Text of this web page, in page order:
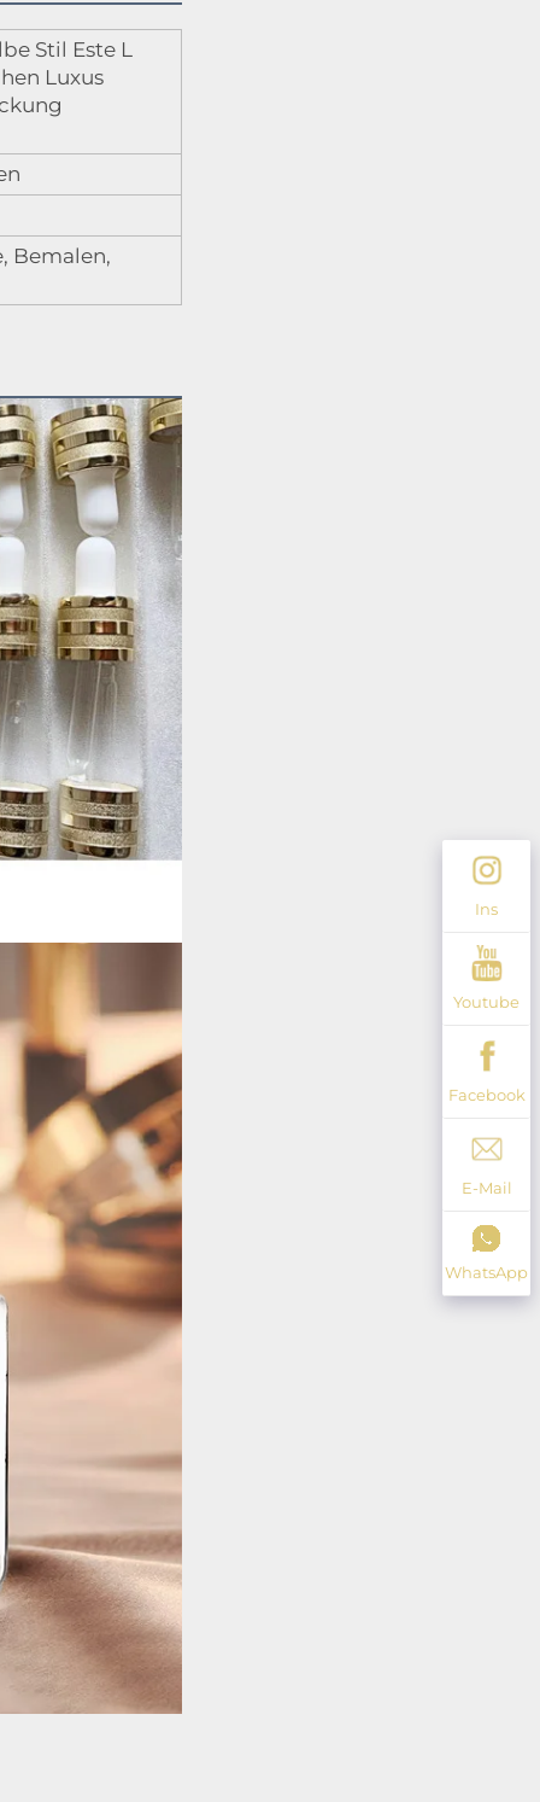
Stil Este L
Luxus
Bemalen,
Ins
Youtube
Facebook
E-Mail
WhatsApp